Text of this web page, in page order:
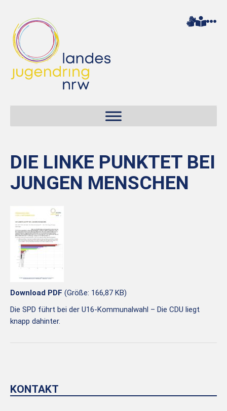
DIE LINKE PUNKTET BEI
JUNGEN MENSCHEN
Download PDF (Größe: 166,87 KB)
Die SPD führt bei der U16-Kommunalwahl – Die CDU liegt
knapp dahinter.
KONTAKT